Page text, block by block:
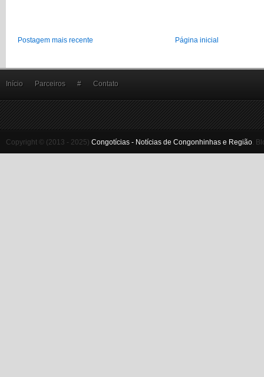
Postagem mais recente Página inicial
Início Parceiros # Contato
Copyright © (2013 - 2025) Congotícias - Notícias de Congonhinhas e Região.